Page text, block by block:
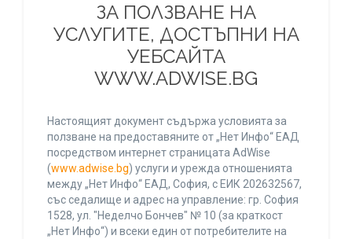
ЗА ПОЛЗВАНЕ НА
УСЛУГИТЕ, ДОСТЪПНИ НА
УЕБСАЙТА
WWW.ADWISE.BG
Настоящият документ съдържа условията за
ползване на предоставяните от „Нет Инфо“ ЕАД
посредством интернет страницата AdWise
(www.adwise.bg) услуги и урежда отношенията
между „Нет Инфо“ ЕАД, София, с ЕИК 202632567,
със седалище и адрес на управление: гр. София
1528, ул. "Неделчо Бончев" № 10 (за краткост
„Нет Инфо“) и всеки един от потребителите на